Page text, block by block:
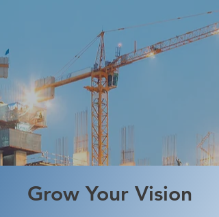
Grow Your Vision